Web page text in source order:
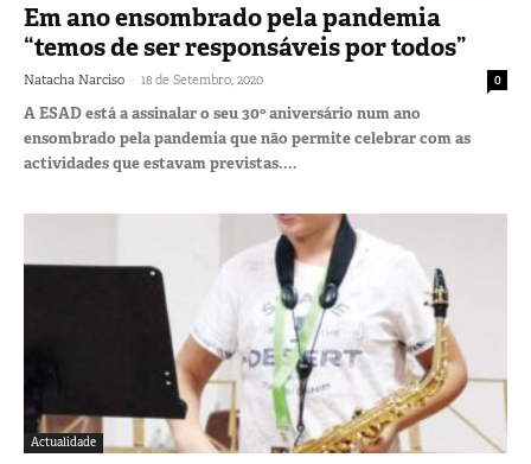
Em ano ensombrado pela pandemia
“temos de ser responsáveis por todos”
Natacha Narciso - 18 de Setembro, 2020 0
A ESAD está a assinalar o seu 30º aniversário num ano
ensombrado pela pandemia que não permite celebrar com as
actividades que estavam previstas....
Actualidade